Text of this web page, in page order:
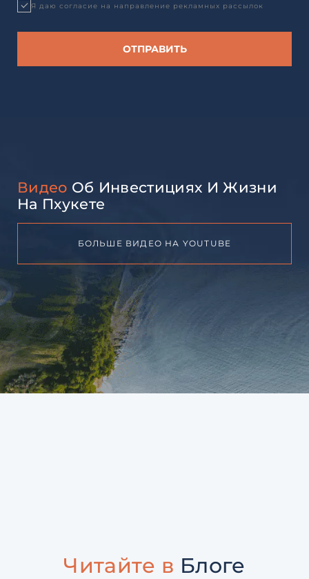
Я даю согласие на направление рекламных рассылок
Видео Об Инвестициях И Жизни
На Пхукете
БОЛЬШЕ ВИДЕО НА YOUTUBE
Читайте в Блоге